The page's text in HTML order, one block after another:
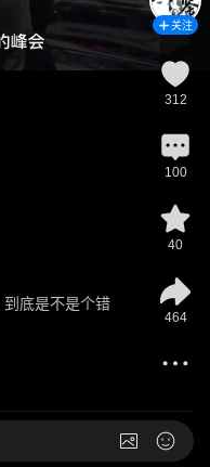
底是不是个错
关注
312
100
40
464